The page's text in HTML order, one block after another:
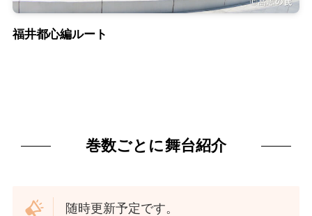
福井都心編ルート
巻数ごとに舞台紹介
随時更新予定です。